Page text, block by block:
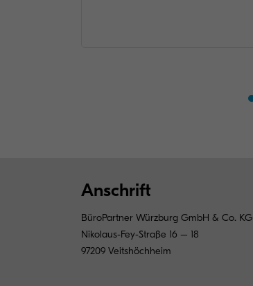
Anschrift
BüroPartner Würzburg GmbH & Co. KG
Nikolaus-Fey-Straße 16 – 18
97209 Veitshöchheim